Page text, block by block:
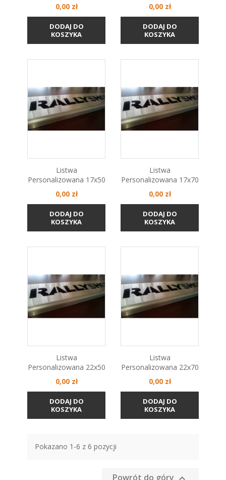
Cena
0,00 zł
DODAJ DO
KOSZYKA
Cena
0,00 zł
DODAJ DO
KOSZYKA
Listwa
Personalizowana 17x50
Cena
0,00 zł
DODAJ DO
KOSZYKA
Listwa
Personalizowana 17x70
Cena
0,00 zł
DODAJ DO
KOSZYKA
Listwa
Personalizowana 22x50
Cena
0,00 zł
DODAJ DO
KOSZYKA
Listwa
Personalizowana 22x70
Cena
0,00 zł
DODAJ DO
KOSZYKA
Pokazano 1-6 z 6 pozycji
Powrót do góry